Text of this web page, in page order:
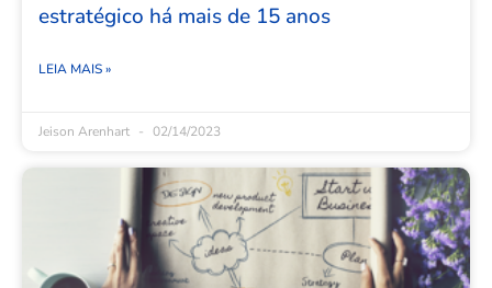
estratégico há mais de 15 anos
LEIA MAIS »
Jeison Arenhart 02/14/2023